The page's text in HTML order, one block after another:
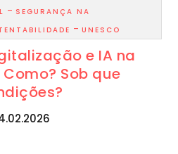
- SEGURANÇA NA
- UNESCO
e IA na
Sob que